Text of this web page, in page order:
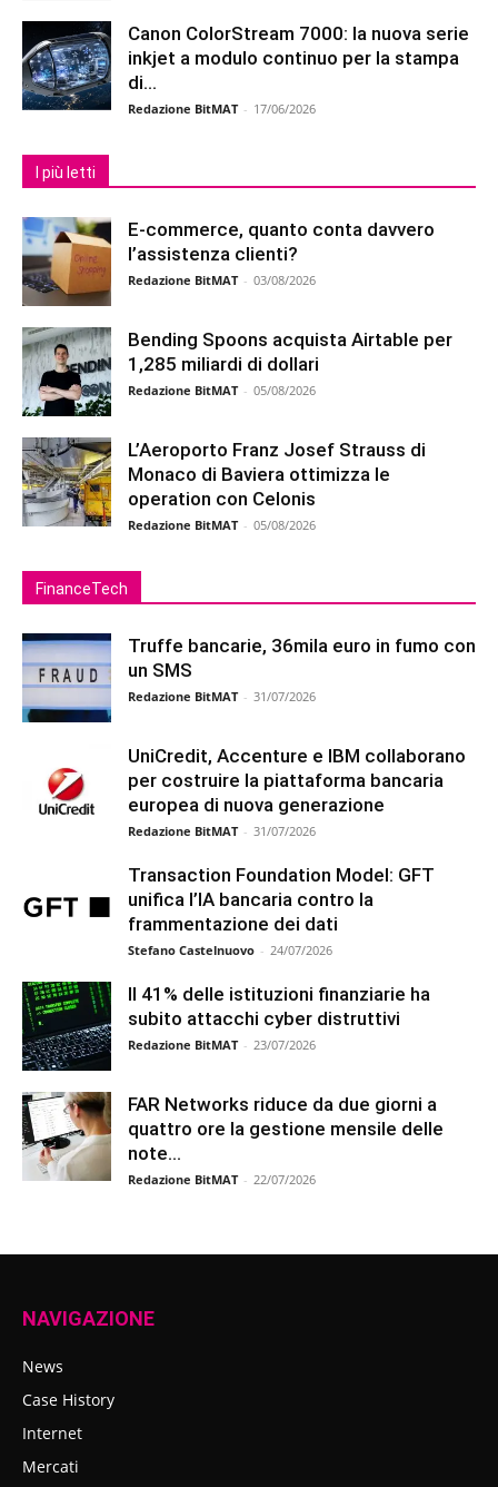
Canon ColorStream 7000: la nuova serie
inkjet a modulo continuo per la stampa
di...
Redazione BitMAT - 17/06/2026
I più letti
E-commerce, quanto conta davvero
l’assistenza clienti?
Redazione BitMAT - 03/08/2026
Bending Spoons acquista Airtable per
1,285 miliardi di dollari
Redazione BitMAT - 05/08/2026
L’Aeroporto Franz Josef Strauss di
Monaco di Baviera ottimizza le
operation con Celonis
Redazione BitMAT - 05/08/2026
FinanceTech
Truffe bancarie, 36mila euro in fumo con
un SMS
Redazione BitMAT - 31/07/2026
UniCredit, Accenture e IBM collaborano
per costruire la piattaforma bancaria
europea di nuova generazione
Redazione BitMAT - 31/07/2026
Transaction Foundation Model: GFT
unifica l’IA bancaria contro la
frammentazione dei dati
Stefano Castelnuovo - 24/07/2026
Il 41% delle istituzioni finanziarie ha
subito attacchi cyber distruttivi
Redazione BitMAT - 23/07/2026
FAR Networks riduce da due giorni a
quattro ore la gestione mensile delle
note...
Redazione BitMAT - 22/07/2026
NAVIGAZIONE
News
Case History
Internet
Mercati